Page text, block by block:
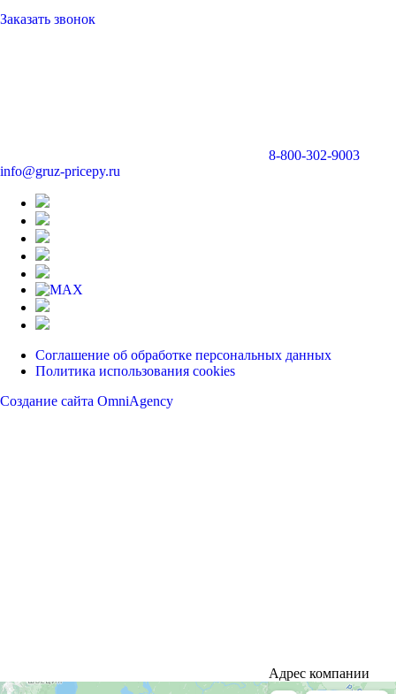
Заказать звонок
8-800-302-9003
info@gruz-pricepy.ru
Соглашение об обработке персональных данных
Политика использования cookies
Создание сайта OmniAgency
Адрес компании